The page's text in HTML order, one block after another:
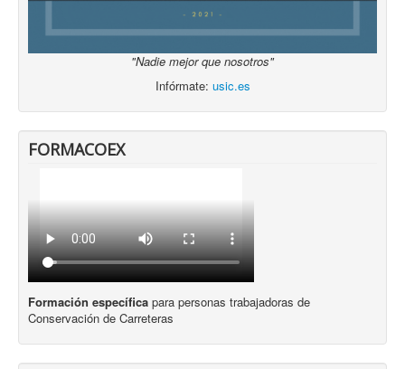
"Nadie mejor que nosotros"
Infórmate: usic.es
FORMACOEX
Formación específica para personas trabajadoras de
Conservación de Carreteras